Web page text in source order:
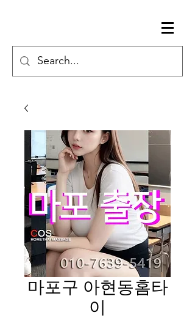
마포구 아현동홈타
이